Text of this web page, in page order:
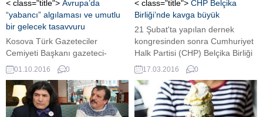
< class="title"> Avrupa’da
“yabancı” algılaması ve umutlu
bir gelecek tasavvuru
Kosova Türk Gazeteciler
Cemiyeti Başkanı gazeteci-
tarihçi İbrahim Arslan AVRUPA
TÜRK GAZETESİ'ne yazdığı
makalede Avrupa'da Türk
varlığının geçmişi ve geleceği ile
15 Temmuz'daki kanlı FETÖ
01.10.2016 0
< class="title"> CHP Belçika
Birliği’nde kavga büyük
21 Şubat'ta yapılan dernek
kongresinden sonra Cumhuriyet
Halk Partisi (CHP) Belçika Birliği
yeni başkanı İsmet Yılmaz oldu.
Ancak bu kolay olmadı.
17.03.2016 0